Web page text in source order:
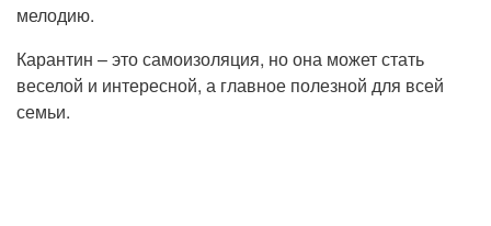
мелодию.
Карантин – это самоизоляция, но она может стать
веселой и интересной, а главное полезной для всей
семьи.